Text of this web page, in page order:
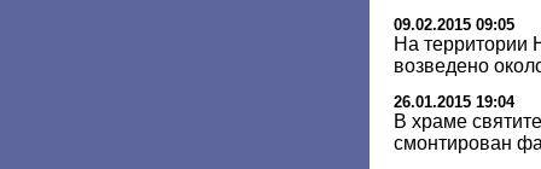
09.02.2015 09:05
На территории
возведено
26.01.2015 19:04
В храме
смонтирован